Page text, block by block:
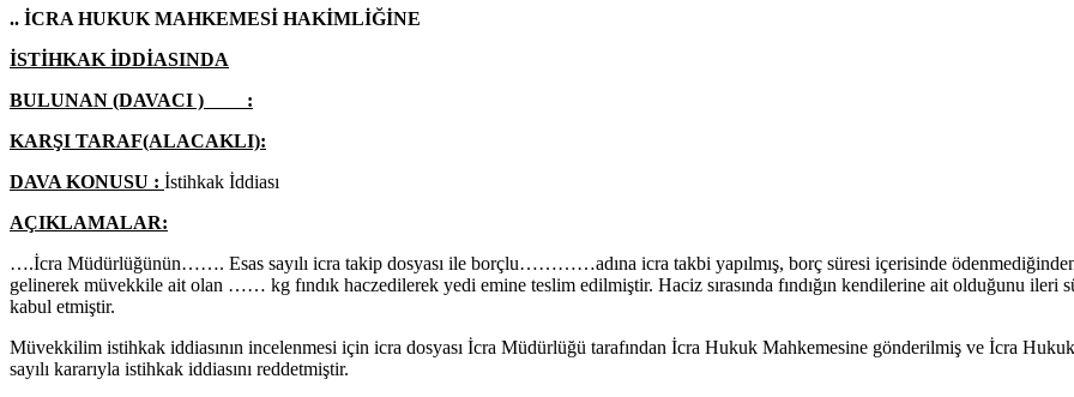
.. İCRA HUKUK MAHKEMESİ HAKİMLİĞİNE
İSTİHKAK İDDİASINDA
BULUNAN (DAVACI ) :
KARŞI TARAF(ALACAKLI):
DAVA KONUSU : İstihkak İddiası
AÇIKLAMALAR:
….İcra Müdürlüğünün……. Esas sayılı icra takip dosyası ile borçlu…………adına icra takbi yapılmış, borç süresi içerisinde
gelinerek müvekkile ait olan …… kg fındık haczedilerek yedi emine teslim edilmiştir. Haciz sırasında fındığın kendilerine ait olduğunu ileri
kabul etmiştir.
Müvekkilim istihkak iddiasının incelenmesi için icra dosyası İcra Müdürlüğü tarafından İcra Hukuk Mahkemesine gönderilmiş ve İcra
sayılı kararıyla istihkak iddiasını reddetmiştir.